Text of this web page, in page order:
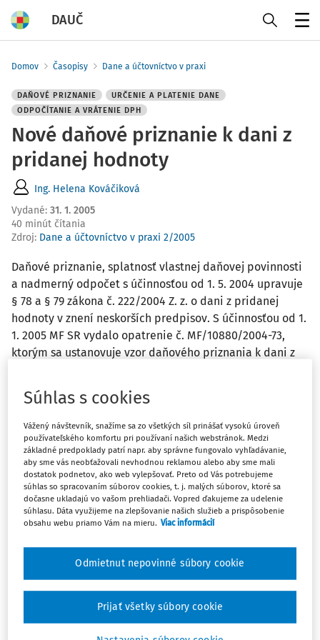
DAUČ
Domov Časopisy Dane a účtovníctvo v praxi
DAŇOVÉ PRIZNANIE
URČENIE A PLATENIE DANE
ODPOČÍTANIE A VRÁTENIE DPH
Nové daňové priznanie k dani z
pridanej hodnoty
Ing. Helena Kováčiková
Vydané: 31. 1. 2005
40 minút čítania
Zdroj: Dane a účtovníctvo v praxi 2/2005
Daňové priznanie, splatnosť vlastnej daňovej povinnosti
a nadmerný odpočet s účinnosťou od 1. 5. 2004 upravuje
§ 78 a § 79 zákona č. 222/2004 Z. z. o dani z pridanej
hodnoty v znení neskorších predpisov. S účinnosťou od 1.
1. 2005 MF SR vydalo opatrenie č. MF/10880/2004-73,
ktorým sa ustanovuje vzor daňového priznania k dani z
VŠEOBECNÁ ČASŤ
Daňové priznanie (DP), splatnosť vlastnej daňovej
povinnosti (VDP) a nadmerný odpočet (NO) s účinnosťou
od 1. 5. 2004 upravuje § 78 a § 79 zákona č. 222/2004 Z. z. o
dani z pridanej hodnoty v znení neskorších predpisov
(ďalej len „zákon“). S účinnosťou od 1. 1. 2005 MF SR vydalo
opatrenie č. MF/10880/2004-73, ktorým sa ustanovuje vzor
daňového priznania k dani z pridanej hodnoty (ďalej len
„opatrenie č. MF/10880/2004-73“).
Súhlas s cookies
Vážený návštevník, snažíme sa zo všetkých síl prinášať vysokú úroveň
používateľského komfortu pri používaní našich webstránok. Medzi
základné predpoklady patrí napr. aby správne fungovalo vyhľadávanie,
aby sme vás neobťažovali nevhodnou reklamou alebo aby sme mali
dostatok podnetov, ako web vylepšovať. Preto od Vás potrebujeme
súhlas so spracovaním súborov cookies, t. j. malých súborov, ktoré sa
dočasne ukladajú vo vašom prehliadači. Vopred ďakujeme za udelenie
súhlasu. Dáta využijeme na zlepšovanie našich služieb a prispôsobenie
obsahu webu priamo Vám na mieru. Viac informácií
Odmietnut nepovinné súbory cookie
Prijať všetky súbory cookie